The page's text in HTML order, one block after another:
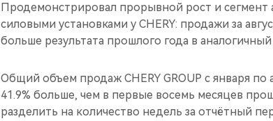
Продемонстрировал прорывной рост и
силовыми установками у CHERY: продажи за
больше результата прошлого года в
Общий объем продаж CHERY GROUP с января по
41.9% больше, чем в первые восемь месяцев
разделить на количество недель за отчётный